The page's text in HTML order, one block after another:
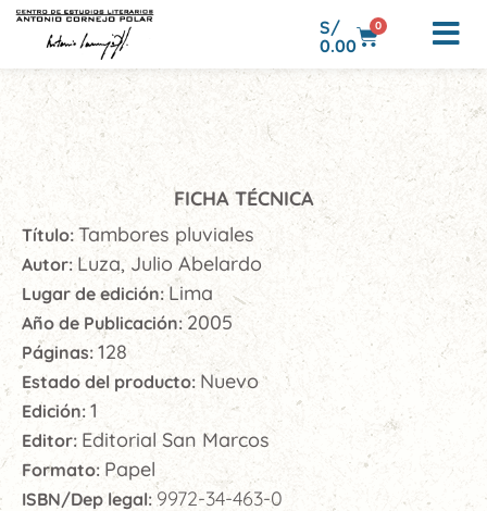
S/
0.00
0
FICHA TÉCNICA
Título: Tambores pluviales
Autor: Luza, Julio Abelardo
Lugar de edición: Lima
Año de Publicación: 2005
Páginas: 128
Estado del producto: Nuevo
Edición: 1
Editor: Editorial San Marcos
Formato: Papel
ISBN/Dep legal: 9972-34-463-0